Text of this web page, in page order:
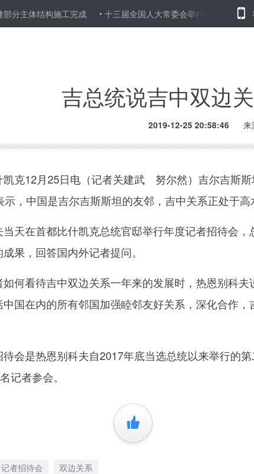
结构施工完成 十三届全国人大常委会举行第四十五次委员长
吉总统说吉中双边
2019-12-25 20:58:46 来
12月25日电（记者关建武 努尔然）吉尔吉斯斯
，中国是吉尔吉斯斯坦的友邻，吉中关系正处于高
在首都比什凯克总统官邸举行年度记者招待会，
果，回答国内外记者提问。
看待吉中双边关系一年来的发展时，热恩别科夫
国在内的所有邻国加强睦邻友好关系，深化合作，
是热恩别科夫自2017年底当选总统以来举行的第
记者参会。
+1
记者招待会 双边关系